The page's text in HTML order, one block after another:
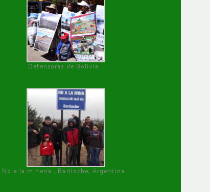
Defensoras de Bolivia
No a la minería , Bariloche, Argentina